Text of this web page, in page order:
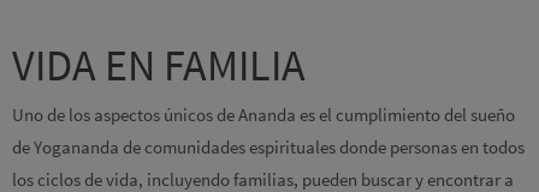
VIDA EN FAMILIA
Uno de los aspectos únicos de Ananda es el cumplimiento del sueño
de Yogananda de comunidades espirituales donde personas en todos
los ciclos de vida, incluyendo familias, pueden buscar y encontrar a